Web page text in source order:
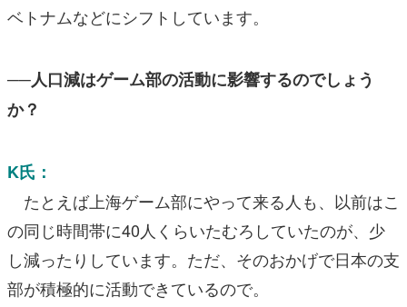
ベトナムなどにシフトしています。
──人口減はゲーム部の活動に影響するのでしょう
か？
K氏：
たとえば上海ゲーム部にやって来る人も、以前はこ
の同じ時間帯に40人くらいたむろしていたのが、少
し減ったりしています。ただ、そのおかげで日本の支
部が積極的に活動できているので。